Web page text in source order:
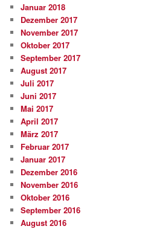
Januar 2018
Dezember 2017
November 2017
Oktober 2017
September 2017
August 2017
Juli 2017
Juni 2017
Mai 2017
April 2017
März 2017
Februar 2017
Januar 2017
Dezember 2016
November 2016
Oktober 2016
September 2016
August 2016